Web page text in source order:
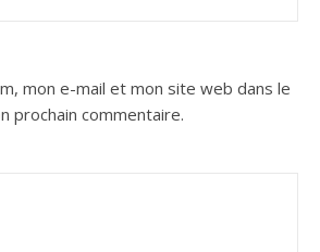
mon e-mail et mon site web dans le
prochain commentaire.